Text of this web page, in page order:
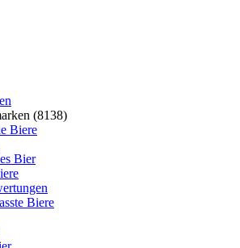
(8138)
Biere
Bier
Biere